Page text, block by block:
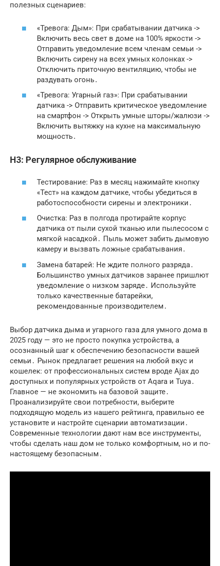
полезных сценариев:
«Тревога: Дым»: При срабатывании датчика ->
Включить весь свет в доме на 100% яркости ->
Отправить уведомление всем членам семьи ->
Включить сирену на всех умных колонках ->
Отключить приточную вентиляцию, чтобы не
раздувать огонь․
«Тревога: Угарный газ»: При срабатывании
датчика -> Отправить критическое уведомление
на смартфон -> Открыть умные шторы/жалюзи ->
Включить вытяжку на кухне на максимальную
мощность․
H3: Регулярное обслуживание
Тестирование: Раз в месяц нажимайте кнопку
«Тест» на каждом датчике, чтобы убедиться в
работоспособности сирены и электроники․
Очистка: Раз в полгода протирайте корпус
датчика от пыли сухой тканью или пылесосом с
мягкой насадкой․ Пыль может забить дымовую
камеру и вызвать ложные срабатывания․
Замена батарей: Не ждите полного разряда․
Большинство умных датчиков заранее пришлют
уведомление о низком заряде․ Используйте
только качественные батарейки,
рекомендованные производителем․
Выбор датчика дыма и угарного газа для умного дома в
2025 году — это не просто покупка устройства, а
осознанный шаг к обеспечению безопасности вашей
семьи․ Рынок предлагает решения на любой вкус и
кошелек: от профессиональных систем вроде Ajax до
доступных и популярных устройств от Aqara и Tuya․
Главное — не экономить на базовой защите․
Проанализируйте свои потребности, выберите
подходящую модель из нашего рейтинга, правильно ее
установите и настройте сценарии автоматизации․
Современные технологии дают нам все инструменты,
чтобы сделать наш дом не только комфортным, но и по-
настоящему безопасным․